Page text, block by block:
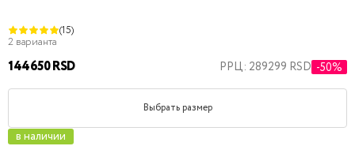
(15)
2 варианта
144650 RSD РРЦ: 289299 RSD -50%
Выбрать размер
в наличии